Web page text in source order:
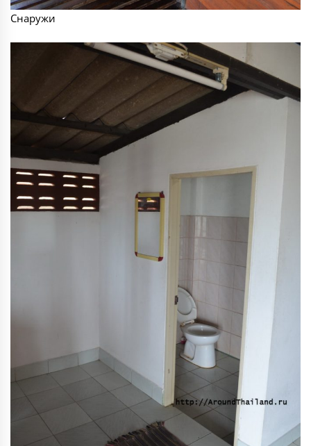
Снаружи